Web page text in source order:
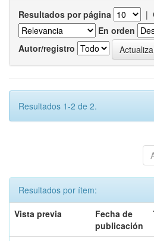
Resultados por página |
En orden
Autor/registro
Resultados 1-2 de 2.
Resultados por ítem:
Vista previa
Fecha de
publicación